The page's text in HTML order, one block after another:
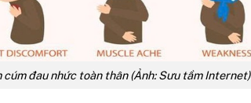
đau nhức toàn thân (Ảnh: Sưu tầm Internet)